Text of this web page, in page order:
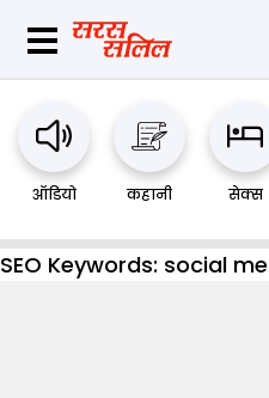
ऑडियो कहानी सेक्स
SEO Keywords: social